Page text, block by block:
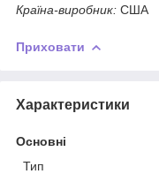
Країна-виробник: США
Приховати
Характеристики
Основні
Тип